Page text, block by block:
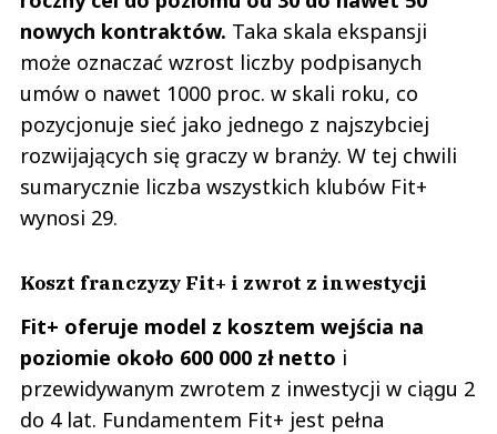
nowych kontraktów. Taka skala ekspansji
może oznaczać wzrost liczby podpisanych
umów o nawet 1000 proc. w skali roku, co
pozycjonuje sieć jako jednego z najszybciej
rozwijających się graczy w branży. W tej chwili
sumarycznie liczba wszystkich klubów Fit+
wynosi 29.
Koszt franczyzy Fit+ i zwrot z inwestycji
Fit+ oferuje model z kosztem wejścia na
poziomie około 600 000 zł netto i
przewidywanym zwrotem z inwestycji w ciągu 2
do 4 lat. Fundamentem Fit+ jest pełna